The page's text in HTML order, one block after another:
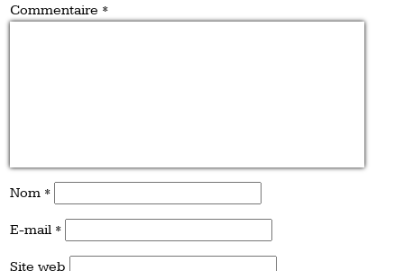
Commentaire *
Nom *
E-mail *
Site web